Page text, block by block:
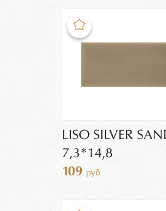
LISO SILVER
7,3*14,8
109 руб